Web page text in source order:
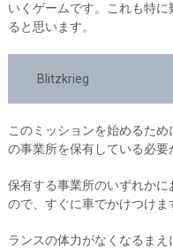
いくゲームです。これも特
ると思います。
Blitzkrieg
このミッションを始めるた
の事業所を保有している必要
保有する事業所のいずれか
ので、すぐに車でかけつけま
ランスの体力がなくなるまえ